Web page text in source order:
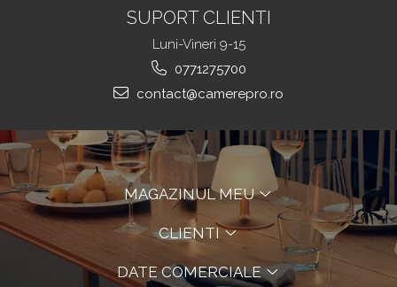
SUPORT CLIENTI
Luni-Vineri 9-15
0771275700
contact@camerepro.ro
MAGAZINUL MEU
CLIENTI
DATE COMERCIALE